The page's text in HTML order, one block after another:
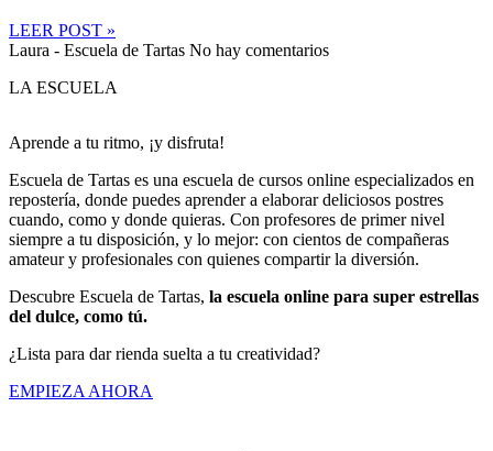
LEER POST »
Laura - Escuela de Tartas No hay comentarios
LA ESCUELA
Aprende a tu ritmo, ¡y disfruta!
Escuela de Tartas es una escuela de cursos online especializados en
repostería, donde puedes aprender a elaborar deliciosos postres
cuando, como y donde quieras. Con profesores de primer nivel
siempre a tu disposición, y lo mejor: con cientos de compañeras
amateur y profesionales con quienes compartir la diversión.
Descubre Escuela de Tartas, la escuela online para super estrellas
del dulce, como tú.
¿Lista para dar rienda suelta a tu creatividad?
EMPIEZA AHORA